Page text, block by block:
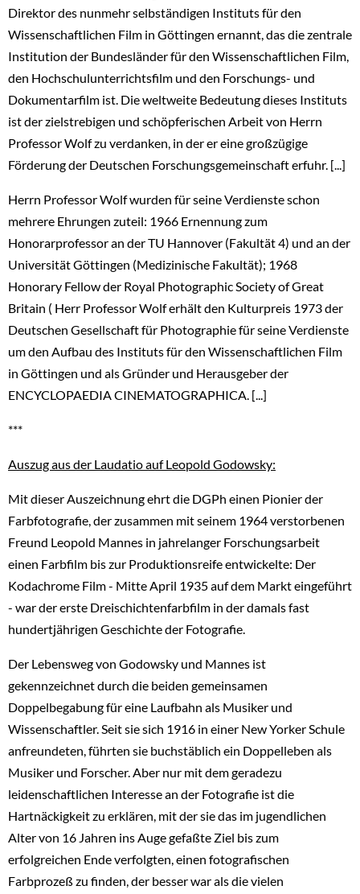
Direktor des nunmehr selbständigen Instituts für den
Wissenschaftlichen Film in Göttingen ernannt, das die zentrale
Institution der Bundesländer für den Wissenschaftlichen Film,
den Hochschulunterrichtsfilm und den Forschungs- und
Dokumentarfilm ist. Die weltweite Bedeutung dieses Instituts
ist der zielstrebigen und schöpferischen Arbeit von Herrn
Professor Wolf zu verdanken, in der er eine großzügige
Förderung der Deutschen Forschungsgemeinschaft erfuhr. [...]
Herrn Professor Wolf wurden für seine Verdienste schon
mehrere Ehrungen zuteil: 1966 Ernennung zum
Honorarprofessor an der TU Hannover (Fakultät 4) und an der
Universität Göttingen (Medizinische Fakultät); 1968
Honorary Fellow der Royal Photographic Society of Great
Britain ( Herr Professor Wolf erhält den Kulturpreis 1973 der
Deutschen Gesellschaft für Photographie für seine Verdienste
um den Aufbau des Instituts für den Wissenschaftlichen Film
in Göttingen und als Gründer und Herausgeber der
ENCYCLOPAEDIA CINEMATOGRAPHICA. [...]
***
Auszug aus der Laudatio auf Leopold Godowsky:
Mit dieser Auszeichnung ehrt die DGPh einen Pionier der
Farbfotografie, der zusammen mit seinem 1964 verstorbenen
Freund Leopold Mannes in jahrelanger Forschungsarbeit
einen Farbfilm bis zur Produktionsreife entwickelte: Der
Kodachrome Film - Mitte April 1935 auf dem Markt eingeführt
- war der erste Dreischichtenfarbfilm in der damals fast
hundertjährigen Geschichte der Fotografie.
Der Lebensweg von Godowsky und Mannes ist
gekennzeichnet durch die beiden gemeinsamen
Doppelbegabung für eine Laufbahn als Musiker und
Wissenschaftler. Seit sie sich 1916 in einer New Yorker Schule
anfreundeten, führten sie buchstäblich ein Doppelleben als
Musiker und Forscher. Aber nur mit dem geradezu
leidenschaftlichen Interesse an der Fotografie ist die
Hartnäckigkeit zu erklären, mit der sie das im jugendlichen
Alter von 16 Jahren ins Auge gefaßte Ziel bis zum
erfolgreichen Ende verfolgten, einen fotografischen
Farbprozeß zu finden, der besser war als die vielen